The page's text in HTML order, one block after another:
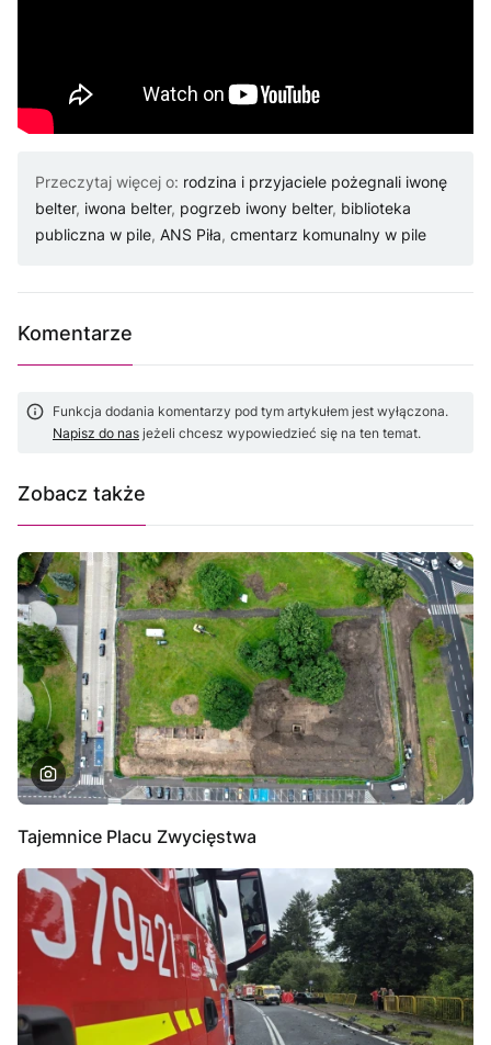
Przeczytaj więcej o: rodzina i przyjaciele pożegnali iwonę
belter, iwona belter, pogrzeb iwony belter, biblioteka
publiczna w pile, ANS Piła, cmentarz komunalny w pile
Komentarze
Funkcja dodania komentarzy pod tym artykułem jest wyłączona.
Napisz do nas jeżeli chcesz wypowiedzieć się na ten temat.
Zobacz także
Tajemnice Placu Zwycięstwa